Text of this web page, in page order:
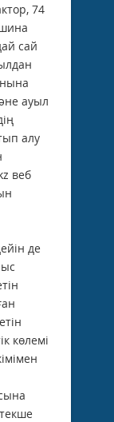
74
сай
ауыл
алу
веб
де
көлемі